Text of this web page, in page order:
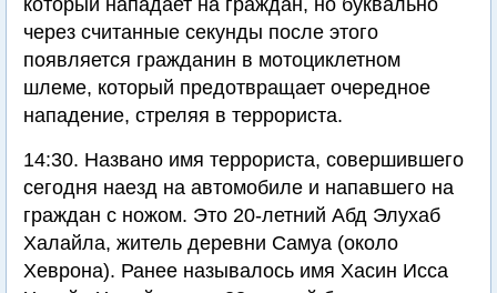
который нападает на граждан, но буквально
через считанные секунды после этого
появляется гражданин в мотоциклетном
шлеме, который предотвращает очередное
нападение, стреляя в террориста.
14:30. Названо имя террориста, совершившего
сегодня наезд на автомобиле и напавшего на
граждан с ножом. Это 20-летний Абд Элухаб
Халайла, житель деревни Самуа (около
Хеврона). Ранее называлось имя Хасин Исса